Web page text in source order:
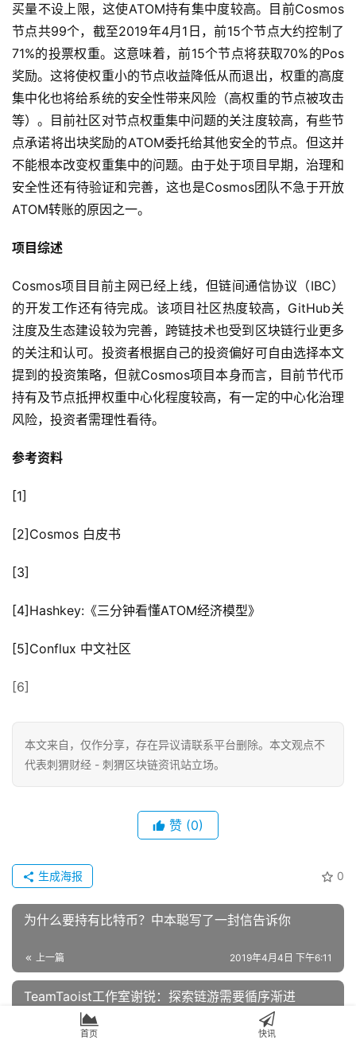
买量不设上限，这使ATOM持有集中度较高。目前Cosmos
节点共99个，截至2019年4月1日，前15个节点大约控制了
71%的投票权重。这意味着，前15个节点将获取70%的Pos
奖励。这将使权重小的节点收益降低从而退出，权重的高度
集中化也将给系统的安全性带来风险（高权重的节点被攻击
等）。目前社区对节点权重集中问题的关注度较高，有些节
点承诺将出块奖励的ATOM委托给其他安全的节点。但这并
不能根本改变权重集中的问题。由于处于项目早期，治理和
安全性还有待验证和完善，这也是Cosmos团队不急于开放
ATOM转账的原因之一。
项目综述
Cosmos项目目前主网已经上线，但链间通信协议（IBC）
的开发工作还有待完成。该项目社区热度较高，GitHub关
注度及生态建设较为完善，跨链技术也受到区块链行业更多
的关注和认可。投资者根据自己的投资偏好可自由选择本文
提到的投资策略，但就Cosmos项目本身而言，目前节代币
持有及节点抵押权重中心化程度较高，有一定的中心化治理
风险，投资者需理性看待。
参考资料
[1]
[2]Cosmos 白皮书
[3]
[4]Hashkey:《三分钟看懂ATOM经济模型》
[5]Conflux 中文社区
[6]
本文来自 ，仅作分享，存在异议请联系平台删除。本文观点不
代表刺猬财经 - 刺猬区块链资讯站立场。
赞 (0)
0
生成海报
为什么要持有比特币？中本聪写了一封信告诉你
上一篇 2019年4月4日 下午6:11
TeamTaoist工作室谢锐：探索链游需要循序渐进
2019年4月4日 下午6:40
首页 快讯